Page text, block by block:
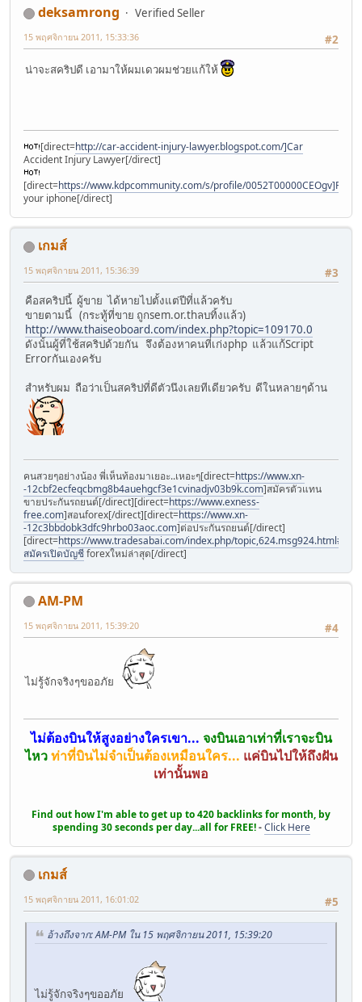
deksamrong
Verified Seller
#2
15 พฤศจิกายน 2011, 15:33:36
น่าจะสคริปดี เอามาให้ผมเดวผมช่วยแก้ให้
[direct=http://car-accident-injury-lawyer.blogspot.com/]Car
Accident Injury Lawyer[/direct]
[direct=https://www.kdpcommunity.com/s/profile/0052T00000CEOgv]Find
your iphone[/direct]
เกมส์
#3
15 พฤศจิกายน 2011, 15:36:39
คือสคริปนี้ ผู้ขาย ได้หายไปตั้งแต่ปีที่แล้วครับ
ขายตามนี้ (กระทู้ที่ขาย ถูกsem.or.thลบทิ้งแล้ว)
http://www.thaiseoboard.com/index.php?topic=109170.0
ดังนั้นผู้ที่ใช้สคริปด้วยกัน จึงต้องหาคนที่เก่งphp แล้วแก้Script
Errorกันเองครับ
สำหรับผม ถือว่าเป็นสคริปที่ดีตัวนึงเลยทีเดียวครับ ดีในหลายๆด้าน
คนสวยๆอย่างน้อง พี่เห็นท้องมาเยอะ..เหอะๆ[direct=https://www.xn-
-12cbf2ecfeqcbmg8b4auehgcf3e1cvinadjv03b9k.com]สมัครตัวแทน
ขายประกันรถยนต์[/direct][direct=https://www.exness-
free.com]สอนforex[/direct][direct=https://www.xn-
-12c3bbdobk3dfc9hrbo03aoc.com]ต่อประกันรถยนต์[/direct]
[direct=https://www.tradesabai.com/index.php/
สมัครเปิดบัญชีforexใหม่ล่าสุด[/direct]
AM-PM
#4
15 พฤศจิกายน 2011, 15:39:20
ไม่รู้จักจริงๆขออภัย
ไม่ต้องบินให้สูงอย่างใครเขา... จงบินเอาเท่าที่เราจะบิน
ไหว ท่าที่บินไม่จำเป็นต้องเหมือนใคร... แค่บินไปให้ถึงฝัน
เท่านั้นพอ
Find out how I'm able to get up to 420 backlinks for month, by
spending 30 seconds per day...all for FREE!-Click Here
เกมส์
#5
15 พฤศจิกายน 2011, 16:01:02
อ้างถึงจาก: AM-PM ใน 15 พฤศจิกายน 2011, 15:39:20
ไม่รู้จักจริงๆขออภัย